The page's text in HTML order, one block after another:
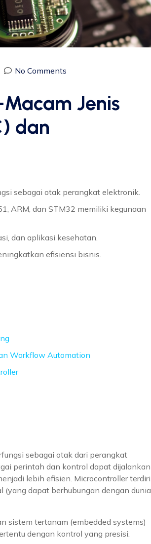
No Comments
Jenis
dan
sebagai otak perangkat elektronik.
ARM, dan STM32 memiliki kegunaan
dan aplikasi kesehatan.
efisiensi bisnis.
Workflow Automation
sebagai otak dari perangkat
perintah dan kontrol dapat dijalankan
lebih efisien. Microcontroller terdiri
(yang dapat berhubungan dengan dunia
sistem tertanam (embedded systems)
dengan kontrol yang presisi.